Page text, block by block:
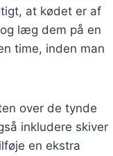
at kødet er af
læg dem på en
time, inden man
over de tynde
inkludere skiver
en ekstra